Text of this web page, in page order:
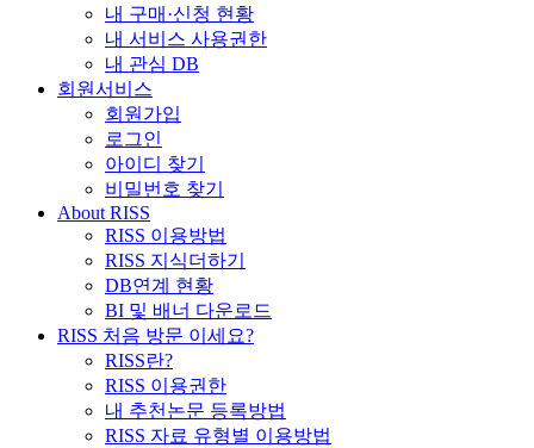
내 구매·신청 현황
내 서비스 사용권한
내 관심 DB
회원서비스
회원가입
로그인
아이디 찾기
비밀번호 찾기
About RISS
RISS 이용방법
RISS 지식더하기
DB연계 현황
BI 및 배너 다운로드
RISS 처음 방문 이세요?
RISS란?
RISS 이용권한
내 추천논문 등록방법
RISS 자료 유형별 이용방법